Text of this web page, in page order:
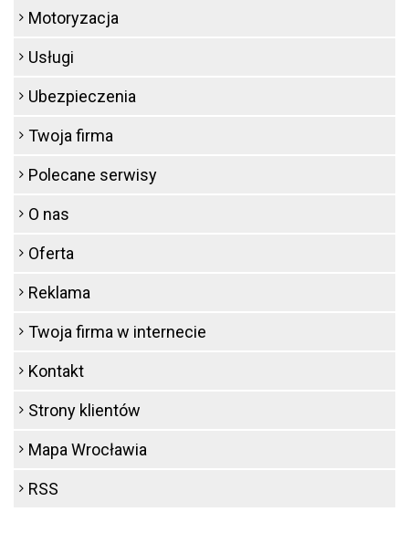
Motoryzacja
Usługi
Ubezpieczenia
Twoja firma
Polecane serwisy
O nas
Oferta
Reklama
Twoja firma w internecie
Kontakt
Strony klientów
Mapa Wrocławia
RSS